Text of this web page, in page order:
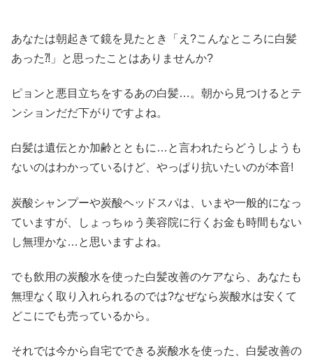
あなたは朝起きて鏡を見たとき「え?こんなところに白髪
あった⁈」と思ったことはありませんか?
ピョンと悪目立ちをするあの白髪…。朝から見つけるとテ
ンションだだ下がりですよね。
白髪は遺伝とか加齢とともに…と言われたらどうしようも
ないのはわかっているけど、やっぱり抗いたいのが本音!
炭酸シャンプーや炭酸ヘッドスパは、いまや一般的になっ
ていますが、しょっちゅう美容院に行くお金も時間もない
し無理かな…と思いますよね。
でも飲用の炭酸水を使った白髪改善のケアなら、あなたも
無理なく取り入れられるのでは?なぜなら炭酸水は安くて
どこにでも売っているから。
それでは今から自宅でできる炭酸水を使った、白髪改善の